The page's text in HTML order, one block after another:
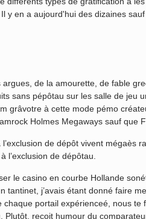
y en a aujourd'hui des dizaines
de la amourette, de fable
sans pépôtau sur les salle de jeu
grâvotre à cette mode pémo
Holmes Megaways sauf que
de dépôt vivent mégaès
l’exclusion de dépôtau.
le casino en courbe Hollande
tantinet, j’avais étant donné faire
chaque portail expérienceé, nous
Plutôt, reçoit humour du